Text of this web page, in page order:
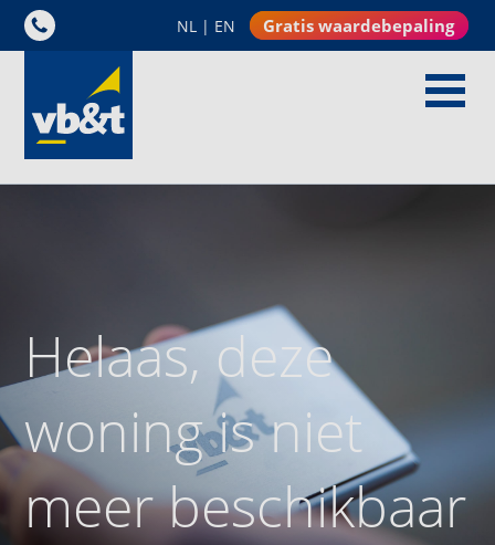
NL | EN Gratis waardebepaling
Helaas, deze
woning is niet
meer beschikbaar